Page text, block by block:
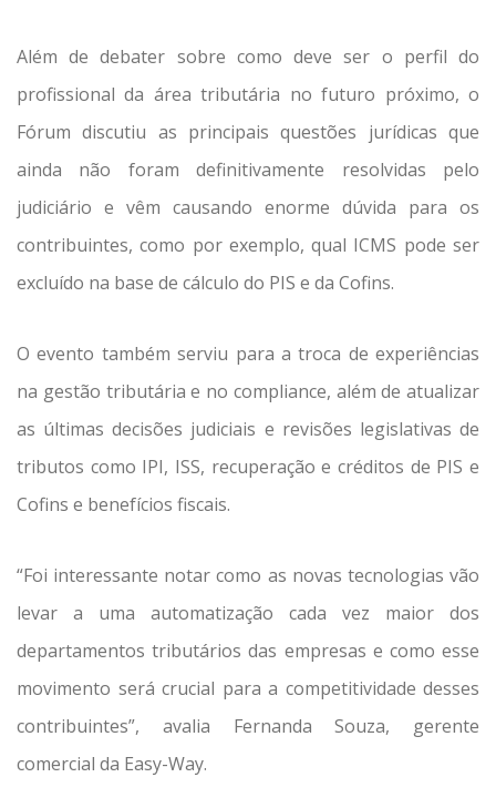
Além de debater sobre como deve ser o perfil do
profissional da área tributária no futuro próximo, o
Fórum discutiu as principais questões jurídicas que
ainda não foram definitivamente resolvidas pelo
judiciário e vêm causando enorme dúvida para os
contribuintes, como por exemplo, qual ICMS pode ser
excluído na base de cálculo do PIS e da Cofins.
O evento também serviu para a troca de experiências
na gestão tributária e no compliance, além de atualizar
as últimas decisões judiciais e revisões legislativas de
tributos como IPI, ISS, recuperação e créditos de PIS e
Cofins e benefícios fiscais.
“Foi interessante notar como as novas tecnologias vão
levar a uma automatização cada vez maior dos
departamentos tributários das empresas e como esse
movimento será crucial para a competitividade desses
contribuintes”, avalia Fernanda Souza, gerente
comercial da Easy-Way.